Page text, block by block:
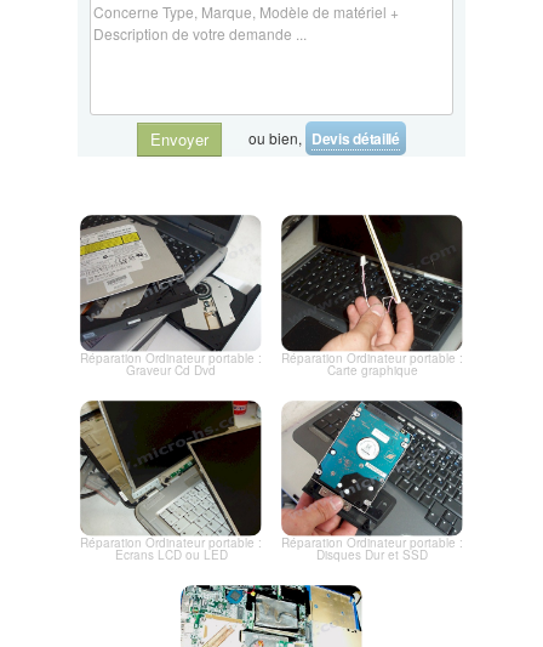
Envoyer ou bien, Devis détaillé
Réparation Ordinateur portable :
Graveur Cd Dvd
Réparation Ordinateur portable :
Carte graphique
Réparation Ordinateur portable :
Ecrans LCD ou LED
Réparation Ordinateur portable :
Disques Dur et SSD